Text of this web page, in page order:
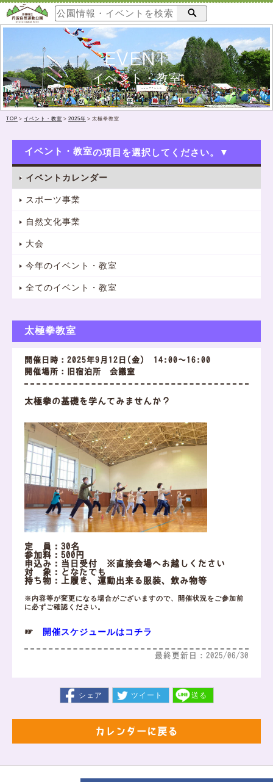
EVENT
イベント・教室
TOP > イベント・教室 > 2025年 > 太極拳教室
イベント・教室
イベントカレンダー
スポーツ事業
自然文化事業
大会
今年のイベント・教室
全てのイベント・教室
太極拳教室
開催日時：2025年9月12日(金) 14:00～16:00
開催場所：旧宿泊所 会議室
太極拳の基礎を学んでみませんか？
定 員：30名
参加料：500円
申込み：当日受付 ※直接会場へお越しください
対 象：どなたでも
持ち物：上履き、運動出来る服装、飲み物等
※内容等が変更になる場合がございますので、開催状況をご参加前
に必ずご確認ください。
☞ 開催スケジュールはコチラ
最終更新日：2025/06/30
シェア ツイート 送る
カレンダーに戻る